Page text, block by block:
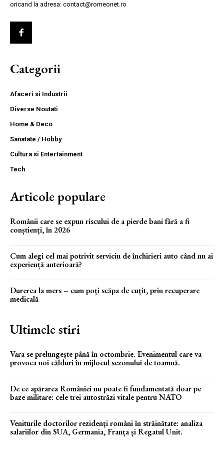
oricand la adresa: contact@romeonet.ro
Categorii
Afaceri si Industrii
Diverse Noutati
Home & Deco
Sanatate / Hobby
Cultura si Entertainment
Tech
Articole populare
Românii care se expun riscului de a pierde bani fără a fi
conștienți, în 2026
Cum alegi cel mai potrivit serviciu de închirieri auto când nu ai
experiență anterioară?
Durerea la mers – cum poţi scăpa de cuţit, prin recuperare
medicală
Ultimele stiri
Vara se prelungește până în octombrie. Evenimentul care va
provoca noi călduri în mijlocul sezonului de toamnă.
De ce apărarea României nu poate fi fundamentată doar pe
baze militare: cele trei autostrăzi vitale pentru NATO
Veniturile doctorilor rezidenți români în străinătate: analiza
salariilor din SUA, Germania, Franța și Regatul Unit.